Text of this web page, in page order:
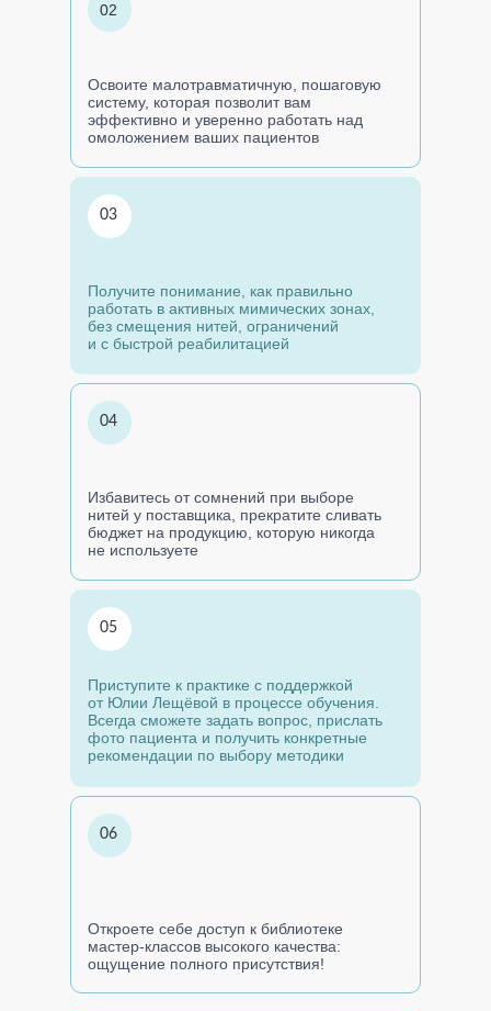
03
Получите понимание, как правильно
работать в активных мимических зонах,
без смещения нитей, ограничений
и с быстрой реабилитацией
02
Освоите малотравматичную, пошаговую
систему, которая позволит вам
эффективно и уверенно работать над
омоложением ваших пациентов
04
Избавитесь от сомнений при выборе
нитей у поставщика, прекратите сливать
бюджет на продукцию, которую никогда
не используете
06
Откроете себе доступ к библиотеке
мастер-классов высокого качества:
ощущение полного присутствия!
05
Приступите к практике с поддержкой
от Юлии Лещёвой в процессе обучения.
Всегда сможете задать вопрос, прислать
фото пациента и получить конкретные
рекомендации по выбору методики